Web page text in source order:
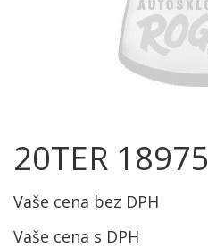
20TER 18975
Vaše cena bez DPH
Vaše cena s DPH